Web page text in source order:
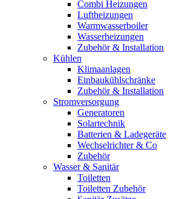
Combi Heizungen
Luftheizungen
Warmwasserboiler
Wasserheizungen
Zubehör & Installation
Kühlen
Klimaanlagen
Einbaukühlschränke
Zubehör & Installation
Stromversorgung
Generatoren
Solartechnik
Batterien & Ladegeräte
Wechselrichter & Co
Zubehör
Wasser & Sanitär
Toiletten
Toiletten Zubehör